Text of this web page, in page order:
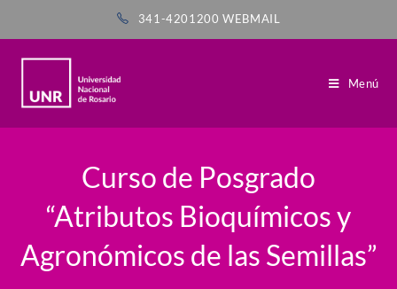
341-4201200WEBMAIL
Menú
Curso de Posgrado
“Atributos Bioquímicos y
Agronómicos de las Semillas”